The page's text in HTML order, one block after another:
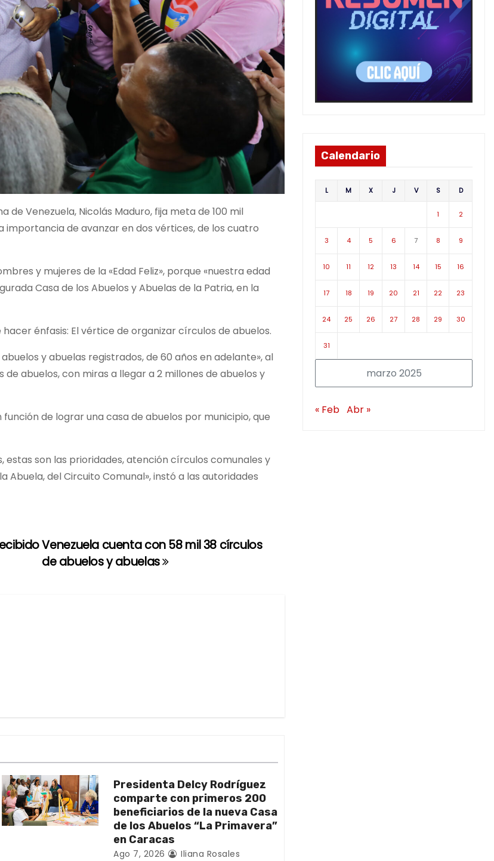
de Venezuela, Nicolás Maduro, fija meta de 100 mil
importancia de avanzar en dos vértices, de los cuatro
y mujeres de la «Edad Feliz», porque «nuestra edad
Casa de los Abuelos y Abuelas de la Patria, en la
énfasis: El vértice de organizar círculos de abuelos.
y abuelas registrados, de 60 años en adelante», al
abuelos, con miras a llegar a 2 millones de abuelos y
de lograr una casa de abuelos por municipio, que
son las prioridades, atención círculos comunales y
del Circuito Comunal», instó a las autoridades
Venezuela cuenta con 58 mil 38 círculos
de abuelos y abuelas
Presidenta Delcy Rodríguez
comparte con primeros 200
beneficiarios de la nueva Casa
de los Abuelos “La Primavera”
en Caracas
Ago 7, 2026 Iliana Rosales
Calendario
marzo 2025
L M X J V S D
1 2
3 4 5 6 7 8 9
10 11 12 13 14 15 16
17 18 19 20 21 22 23
24 25 26 27 28 29 30
31
« Feb Abr »